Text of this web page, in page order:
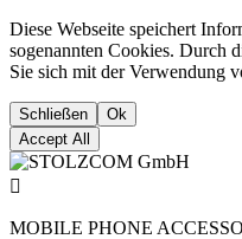
Diese Webseite speichert
sogenannten Cookies. Durch
Sie sich mit der Verwendung
Schließen
Ok
Accept All

MOBILE PHONE